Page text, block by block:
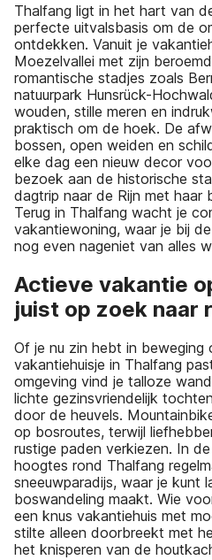
Thalfang ligt in het hart van
perfecte uitvalsbasis om de
ontdekken. Vanuit je
Moezelvallei met zijn
romantische stadjes zoals
natuurpark Hunsrück-
wouden, stille meren en
praktisch om de hoek. De
bossen, open weiden en
elke dag een nieuw decor
bezoek aan de historische
dagtrip naar de Rijn met haar
Terug in Thalfang wacht je
vakantiewoning, waar je bij
nog even nageniet van alles
Actieve vakantie
juist op zoek naar
Of je nu zin hebt in beweging
vakantiehuisje in Thalfang
omgeving vind je talloze
lichte gezinsvriendelijk
door de heuvels.
op bosroutes, terwijl
rustige paden verkiezen. In
hoogtes rond Thalfang
sneeuwparadijs, waar je kunt
boswandeling maakt. Wie
een knus vakantiehuis met
stilte alleen doorbreekt met
het knisperen van de